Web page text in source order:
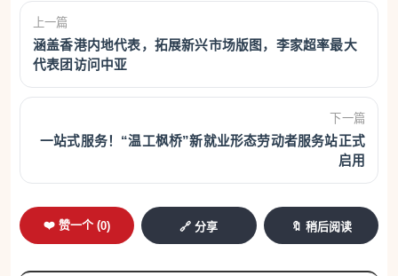
上一篇
涵盖香港内地代表，拓展新兴市场版图，李家超率最大
代表团访问中亚
下一篇
一站式服务！“温工枫桥”新就业形态劳动者服务站正式
启用
❤️ 赞一个 (0) 🔗 分享 🔖 稍后阅读